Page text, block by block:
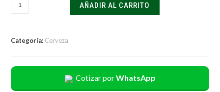
AÑADIR AL CARRITO
Categoría: Cerveza
Cotizar porWhatsApp